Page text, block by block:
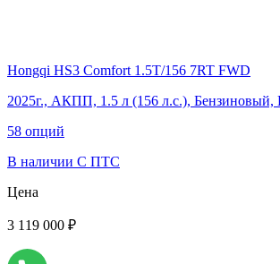
Hongqi HS3 Comfort 1.5Т/156 7RT FWD
2025г., АКПП, 1.5 л (156 л.с.), Бензиновый,
58 опций
В наличии С ПТС
Цена
3 119 000 ₽